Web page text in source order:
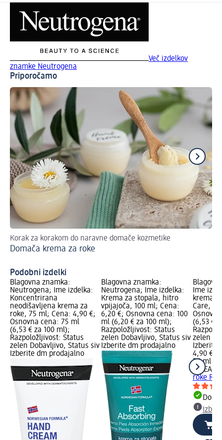
Več izdelkov
znamke Neutrogena
Priporočamo
Korak za korakom do naravne domače kozmetike
Domača krema za roke
Podobni izdelki
Blagovna znamka:
Neutrogena; Ime izdelka:
Koncentrirana
neodišavljena krema za
roke, 75 ml; Cena: 4,90 €;
Osnovna cena: 75 ml
(6,53 € za 100 ml);
Razpoložljivost: Status
zelen Dobavljivo, Status siv
Izberite dm prodajalno
Blagovna znamka:
Neutrogena; Ime izdelka:
Krema za stopala, hitro
vpijajoča, 100 ml; Cena:
6,20 €; Osnovna cena: 100
ml (6,20 € za 100 ml);
Razpoložljivost: Status
zelen Dobavljivo, Status siv
Izberite dm prodajalno
Ime
krema
Care,
(6,53 €
zelen
Izberite
4,90 €
75 ml
NIVEA
roke